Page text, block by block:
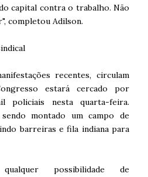
capital contra o trabalho. Não
completou Adilson.
recentes, circulam
estará cercado por
policiais nesta quarta-feira.
montado um campo de
barreiras e fila indiana para
possibilidade de